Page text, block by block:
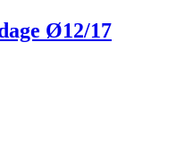
Ø12/17